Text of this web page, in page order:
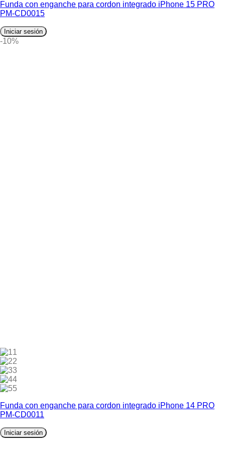
Funda con enganche para cordon integrado iPhone 15 PRO
PM-CD0015
Iniciar sesión
-10%
1
2
3
4
5
Funda con enganche para cordon integrado iPhone 14 PRO
PM-CD0011
Iniciar sesión